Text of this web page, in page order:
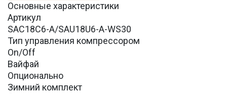
Основные характеристики
Артикул
SAС18С6-A/SAU18U6-A-WS30
Тип управления компрессором
On/Off
Вайфай
Опционально
Зимний комплект